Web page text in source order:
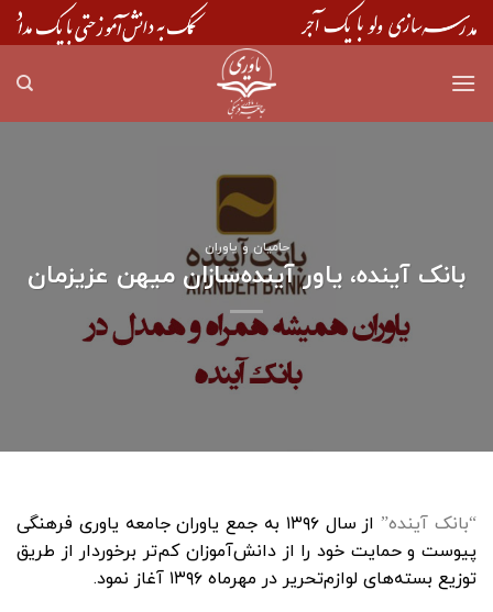
Skip
to
حامیان و یاوران
بانک آینده، یاور آینده‌سازان میهن عزیزمان
“بانک آینده”
از سال ۱۳۹۶ به جمع یاوران جامعه یاوری فرهنگی
پیوست و حمایت خود را از دانش‌آموزان کم‌تر برخوردار از طریق
توزیع بسته‌های لوازم‌تحریر در مهرماه ۱۳۹۶ آغاز نمود.